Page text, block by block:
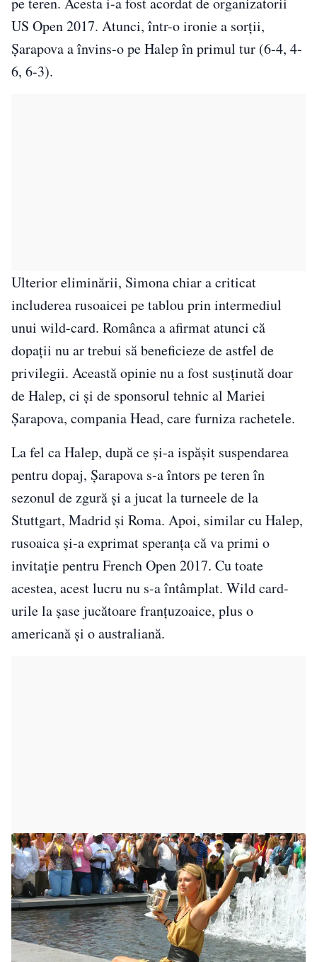
US Open 2017. Atunci, într-o ironie a sorții,
Șarapova a învins-o pe Halep în primul tur (6-4, 4-
6, 6-3).
Ulterior eliminării, Simona chiar a criticat
includerea rusoaicei pe tablou prin intermediul
unui wild-card. Românca a afirmat atunci că
dopații nu ar trebui să beneficieze de astfel de
privilegii. Această opinie nu a fost susținută doar
de Halep, ci și de sponsorul tehnic al Mariei
Șarapova, compania Head, care furniza rachetele.
La fel ca Halep, după ce și-a ispășit suspendarea
pentru dopaj, Șarapova s-a întors pe teren în
sezonul de zgură și a jucat la turneele de la
Stuttgart, Madrid și Roma. Apoi, similar cu Halep,
rusoaica și-a exprimat speranța că va primi o
invitație pentru French Open 2017. Cu toate
acestea, acest lucru nu s-a întâmplat. Wild card-
urile la șase jucătoare franțuzoaice, plus o
americană și o australiană.